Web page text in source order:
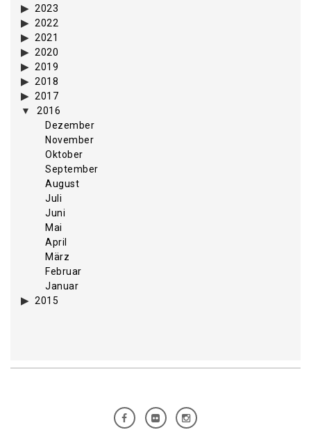
2023
2022
2021
2020
2019
2018
2017
2016
Dezember
November
Oktober
September
August
Juli
Juni
Mai
April
März
Februar
Januar
2015